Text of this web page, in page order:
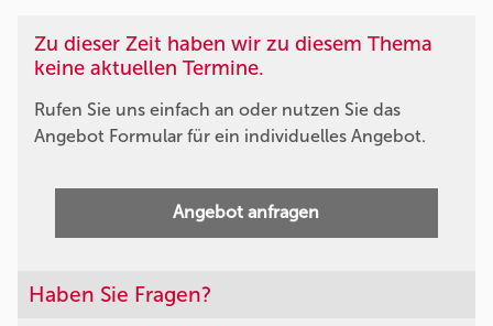
Zu dieser Zeit haben wir zu diesem Thema
keine aktuellen Termine.
Rufen Sie uns einfach an oder nutzen Sie das
Angebot Formular für ein individuelles Angebot.
Angebot anfragen
Haben Sie Fragen?